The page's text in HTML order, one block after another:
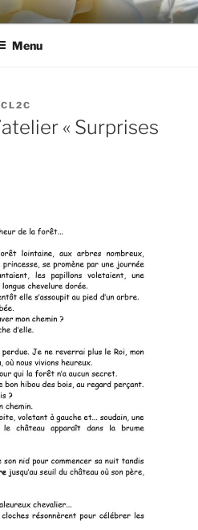
et aux loisirs à Cognin (73)
Menu
CL2C
« Surprises